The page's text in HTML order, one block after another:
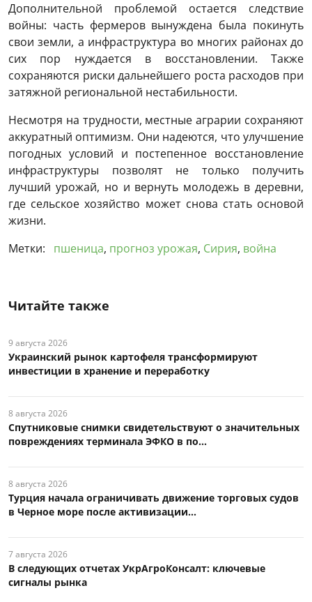
Дополнительной проблемой остается следствие
войны: часть фермеров вынуждена была покинуть
свои земли, а инфраструктура во многих районах до
сих пор нуждается в восстановлении. Также
сохраняются риски дальнейшего роста расходов при
затяжной региональной нестабильности.
Несмотря на трудности, местные аграрии сохраняют
аккуратный оптимизм. Они надеются, что улучшение
погодных условий и постепенное восстановление
инфраструктуры позволят не только получить
лучший урожай, но и вернуть молодежь в деревни,
где сельское хозяйство может снова стать основой
жизни.
Метки:
пшеница, прогноз урожая, Сирия, война
Читайте также
9 августа 2026
Украинский рынок картофеля трансформируют
инвестиции в хранение и переработку
8 августа 2026
Спутниковые снимки свидетельствуют о значительных
повреждениях терминала ЭФКО в по...
8 августа 2026
Турция начала ограничивать движение торговых судов
в Черное море после активизации...
7 августа 2026
В следующих отчетах УкрАгроКонсалт: ключевые
сигналы рынка